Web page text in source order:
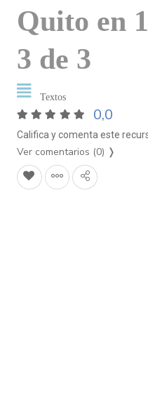
Quito en
3 de 3
Textos
0,0
Califica y comenta este
Ver comentarios (0) ❭